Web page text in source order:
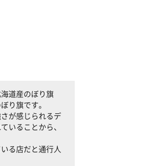
道産のぼり旗
り旗です。
が感じられるデ
いることから、
る店だと通行人